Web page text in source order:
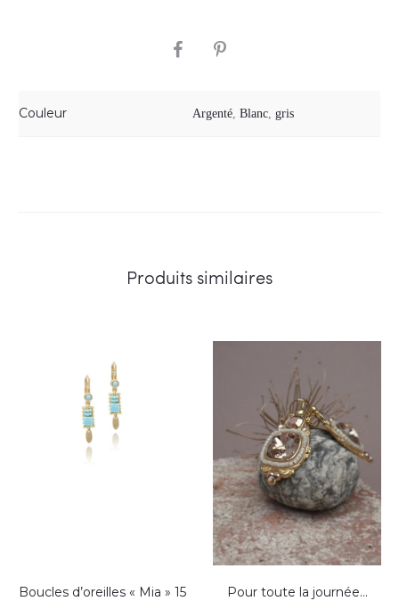
SHARE
Couleur Argenté, Blanc, gris
Produits similaires
Boucles d’oreilles « Mia » 15
Pour toute la journée…